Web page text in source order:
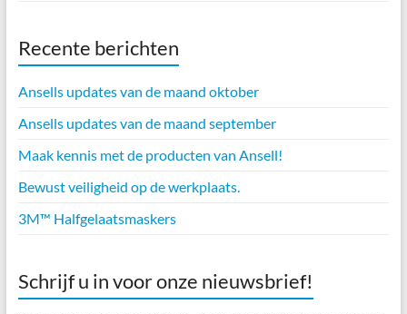
Recente berichten
Ansells updates van de maand oktober
Ansells updates van de maand september
Maak kennis met de producten van Ansell!
Bewust veiligheid op de werkplaats.
3M™ Halfgelaatsmaskers
Schrijf u in voor onze nieuwsbrief!